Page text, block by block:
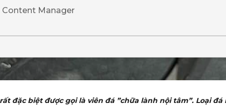
Content Manager
đặc biệt được gọi là viên đá ”chữa lành nội tâm”. Loại